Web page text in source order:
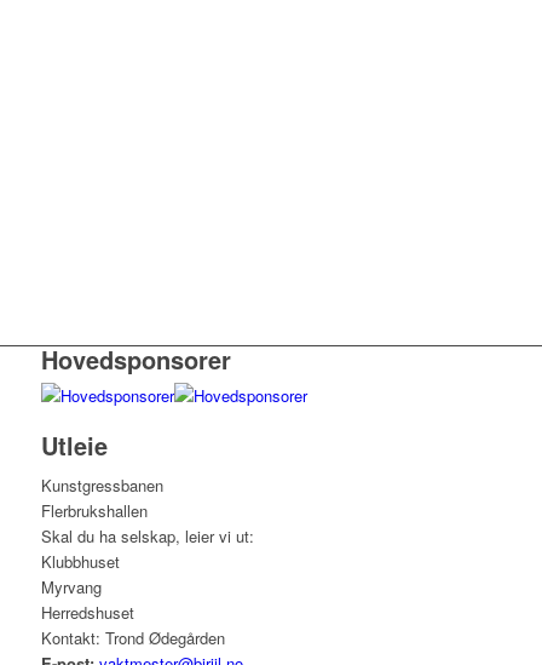
Hovedsponsorer
Utleie
Kunstgressbanen
Flerbrukshallen
Skal du ha selskap, leier vi ut:
Klubbhuset
Myrvang
Herredshuset
Kontakt: Trond Ødegården